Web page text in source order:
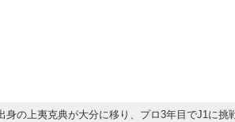
身の上夷克典が大分に移り、プロ3年目でJ1に